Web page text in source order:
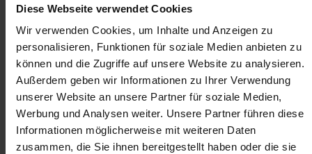
Diese Webseite verwendet Cookies
Wir verwenden Cookies, um Inhalte und Anzeigen zu
personalisieren, Funktionen für soziale Medien anbieten zu
können und die Zugriffe auf unsere Website zu analysieren.
Außerdem geben wir Informationen zu Ihrer Verwendung
unserer Website an unsere Partner für soziale Medien,
Werbung und Analysen weiter. Unsere Partner führen diese
Informationen möglicherweise mit weiteren Daten
zusammen, die Sie ihnen bereitgestellt haben oder die sie
Als Ihr Partner in der Wundversorgung möchten
wir Ihren Arbeitsalltag mit dieser
Präsenzfortbildung zum Diabetischen
Fußsyndrom erleichtern und dazu beitragen, die
Lebensqualität Ihrer Patientinnen und Patienten
zu verbessern.